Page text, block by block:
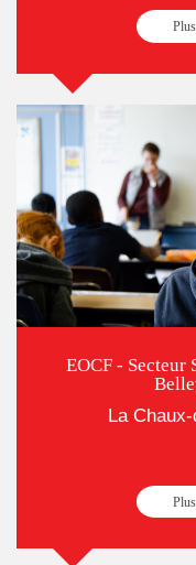
EOCF - Secteur
La